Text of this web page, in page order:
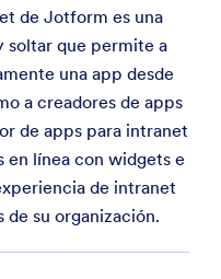
de Jotform es una
soltar que permite a
una app desde
a creadores de apps
de apps para intranet
línea con widgets e
de intranet
su organización.